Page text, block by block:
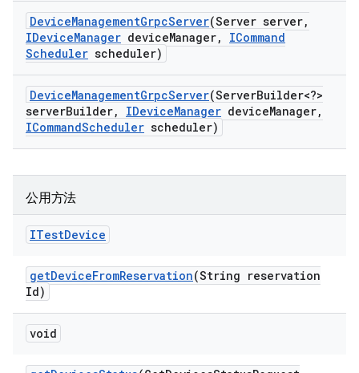
DeviceManagementGrpcServer(Server server,
IDeviceManager deviceManager,
ICommand
Scheduler scheduler)
DeviceManagementGrpcServer(ServerBuilder<?>
serverBuilder, IDeviceManager deviceManager,
ICommandScheduler scheduler)
公用方法
ITestDevice
getDeviceFromReservation(String reservation
Id)
void